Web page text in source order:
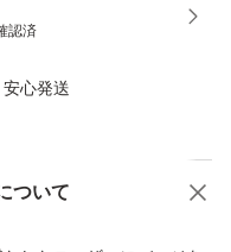
認済
安心発送
ついて商品への質問